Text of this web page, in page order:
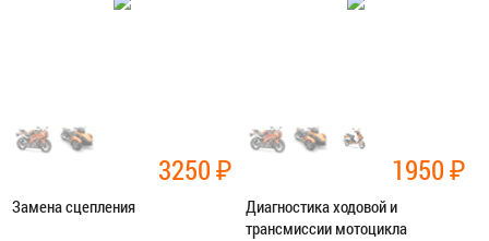
3250₽
Замена сцепления
1950₽
Диагностика ходовой и
трансмиссии мотоцикла